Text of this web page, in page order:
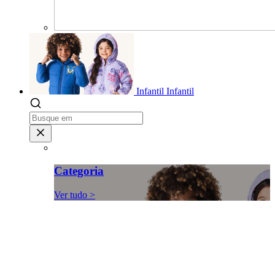
Infantil Infantil
Categoria
Ver tudo >